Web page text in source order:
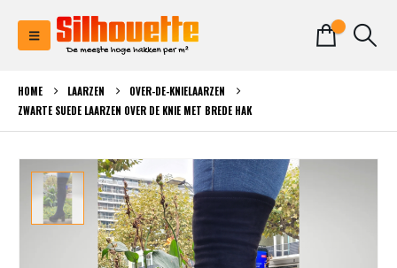
HOME LAARZEN
OVER-DE-KNIELAARZEN
ZWARTE SUEDE LAARZEN OVER DE KNIE MET BREDE HAK